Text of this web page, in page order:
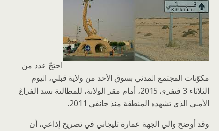
احتجّ عدد من
مكوّنات المجتمع المدني بسوق الأحد من ولاية قبلي، اليوم
الثلاثاء 3 فيفري 2015، أمام مقر الولاية، للمطالبة بسد الفراغ
الأمني الذي تشهده المنطقة منذ جانفي 2011.
وقد أوضح والي الجهة عمارة تليجاني في تصريح إذاعي، أن